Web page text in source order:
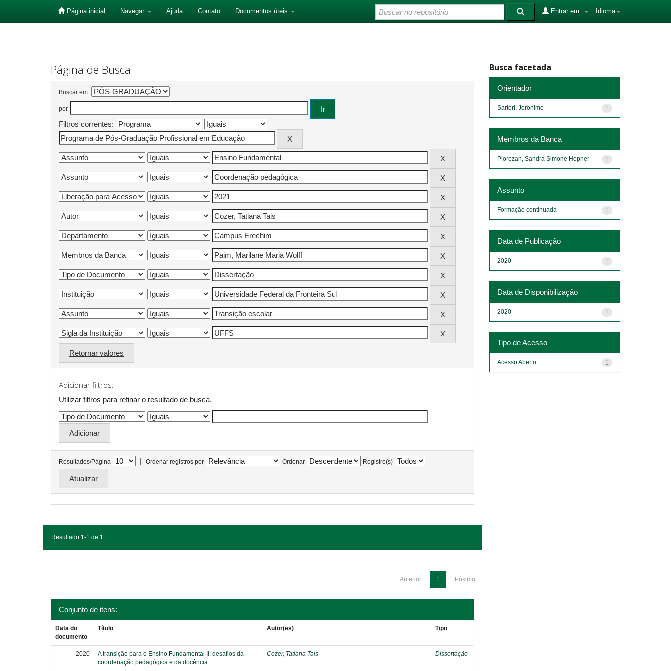
Página inicial Navegar Ajuda Contato Documentos úteis Idioma
Entrar em:
Página de Busca
Buscar em:
por
Filtros correntes:
Retornar valores
Adicionar filtros:
Utilizar filtros para refinar o resultado de busca.
Resultados/Página | Ordenar registros por Ordenar Registro(s)
Resultado 1-1 de 1.
Anterior 1 Póximo
Conjunto de itens:
Data do
documento
Título Autor(es) Tipo
2020
A transição para o Ensino Fundamental II: desafios da
coordenação pedagógica e da docência
Cozer, Tatiana Tais Dissertação
Busca facetada
Orientador
1
Sartori, Jerônimo
Membros da Banca
1
Piorezan, Sandra Simone Hopner
Assunto
1
Formação continuada
Data de Publicação
1
2020
Data de Disponibilização
1
2020
Tipo de Acesso
1
Acesso Aberto